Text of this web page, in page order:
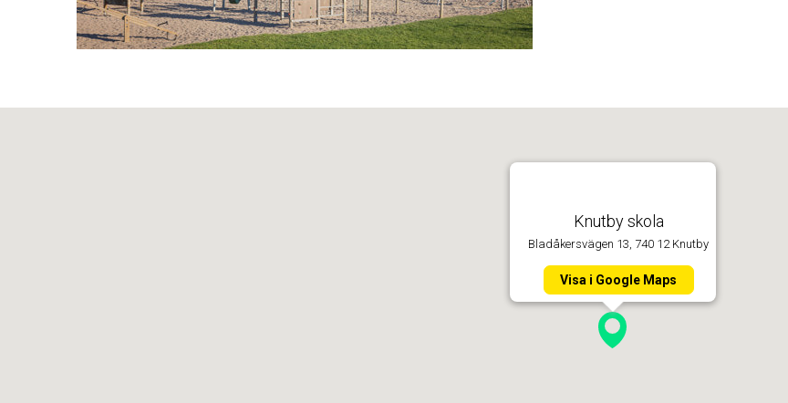
Knutby skola
Bladåkersvägen 13, 740 12 Knutby
Visa i Google Maps